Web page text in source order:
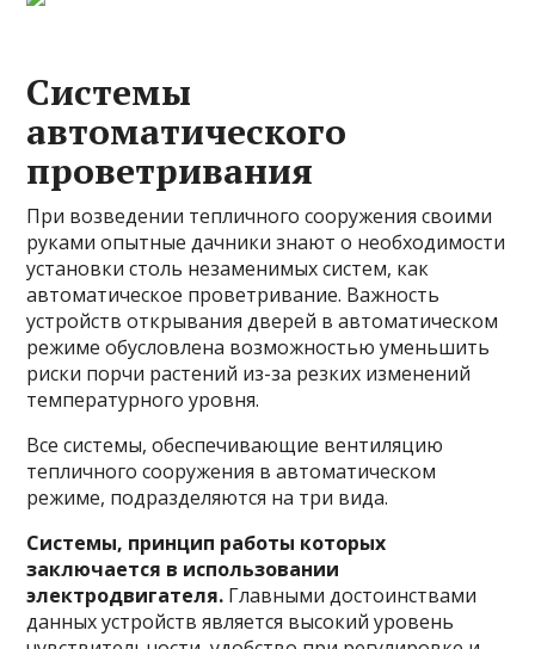
Системы
автоматического
проветривания
При возведении тепличного сооружения своими
руками опытные дачники знают о необходимости
установки столь незаменимых систем, как
автоматическое проветривание. Важность
устройств открывания дверей в автоматическом
режиме обусловлена возможностью уменьшить
риски порчи растений из-за резких изменений
температурного уровня.
Все системы, обеспечивающие вентиляцию
тепличного сооружения в автоматическом
режиме, подразделяются на три вида.
Системы, принцип работы которых
заключается в использовании
электродвигателя. Главными достоинствами
данных устройств является высокий уровень